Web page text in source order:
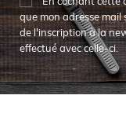
que mon adresse mail
de l'inscription à la
effectué avec celle-ci.